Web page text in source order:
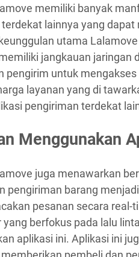
memiliki banyak
lainnya yang
utama
jangkauan jaringan
pengirim untuk
layanan yang di
pengiriman terdekat
Menggunakan
juga menawarkan
pengiriman barang
pesanan secara
yang berfokus pada lalu
aplikasi ini. Aplikasi ini